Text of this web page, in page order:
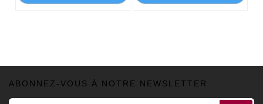
ABONNEZ-VOUS À NOTRE NEWSLETTER